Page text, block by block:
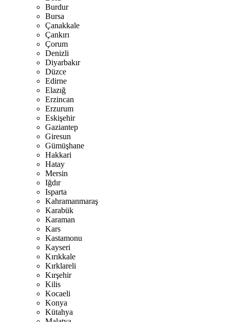
Burdur
Bursa
Çanakkale
Çankırı
Çorum
Denizli
Diyarbakır
Düzce
Edirne
Elazığ
Erzincan
Erzurum
Eskişehir
Gaziantep
Giresun
Gümüşhane
Hakkari
Hatay
Mersin
Iğdır
Isparta
Kahramanmaraş
Karabük
Karaman
Kars
Kastamonu
Kayseri
Kırıkkale
Kırklareli
Kırşehir
Kilis
Kocaeli
Konya
Kütahya